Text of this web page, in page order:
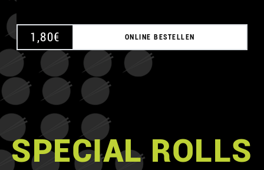
1,80€ ONLINE BESTELLEN
SPECIAL ROLLS